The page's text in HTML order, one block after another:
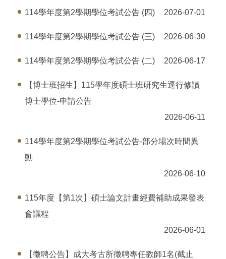
114學年度第2學期學位考試公告 (四) 2026-07-01
114學年度第2學期學位考試公告 (三) 2026-06-30
114學年度第2學期學位考試公告 (二) 2026-06-17
【博士班招生】115學年度碩士班研究生逕行修讀
博士學位-申請公告
2026-06-11
114學年度第2學期學位考試公告-部分場次時間異
動
2026-06-10
115年度【第1次】碩士論文計畫經費補助成果發表
會議程
2026-06-01
【徵聘公告】成大考古所徵聘專任教師1名(截止